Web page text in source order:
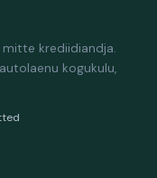
mitte krediidiandja.
kogukulu,